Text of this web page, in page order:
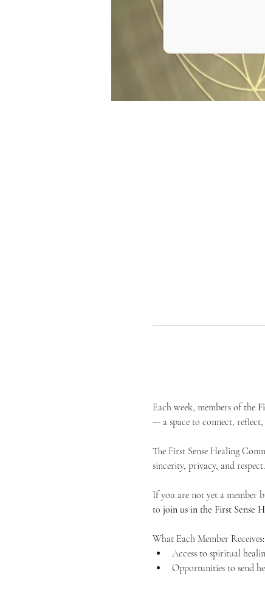
Each week, members of the
— a space to connect, reflect,
The First Sense Healing
sincerity, privacy, and
If you are not yet a member
to join us in the First Sense
What Each Member Receives:
Access to spiritual
Opportunities to send